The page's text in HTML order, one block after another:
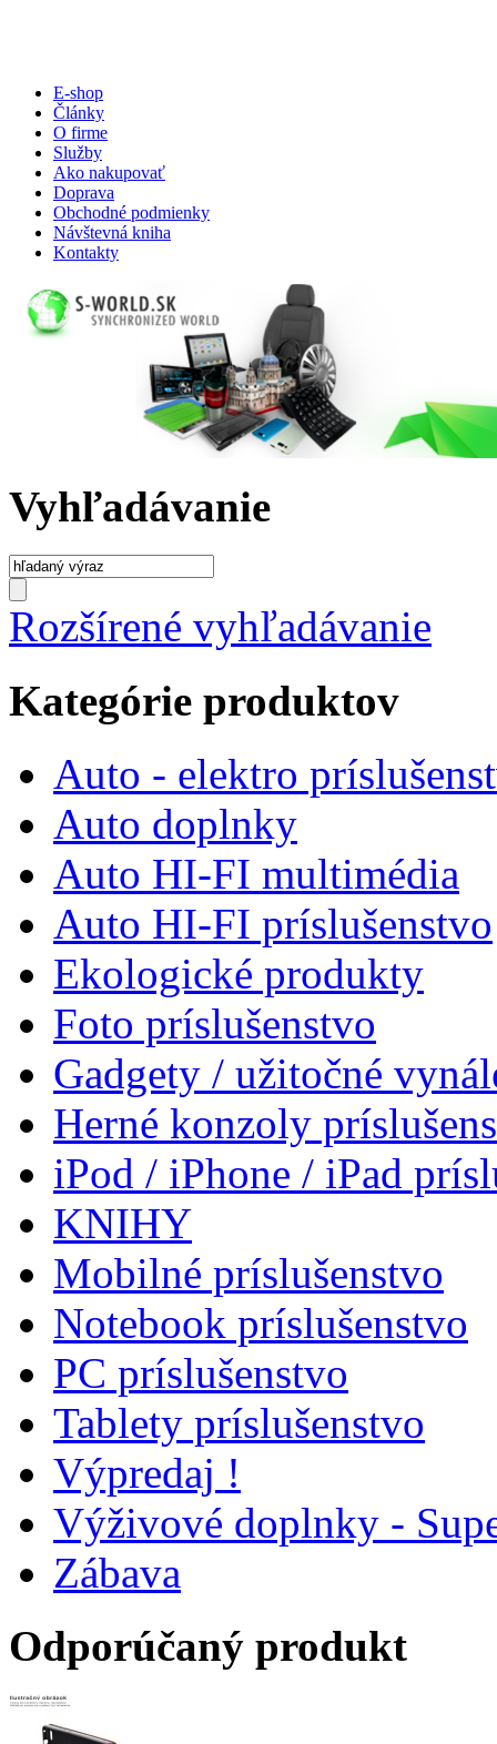
E-shop
Články
O firme
Služby
Ako nakupovať
Doprava
Obchodné podmienky
Návštevná kniha
Kontakty
Vyhľadávanie
Rozšírené vyhľadávanie
Kategórie produktov
Auto - elektro
Auto doplnky
Auto HI-FI multimédia
Auto HI-FI príslušenstvo
Ekologické produkty
Foto príslušenstvo
Gadgety / užitočné
Herné konzoly
iPod / iPhone / iPad
KNIHY
Mobilné príslušenstvo
Notebook príslušenstvo
PC príslušenstvo
Tablety príslušenstvo
Výpredaj !
Výživové doplnky -
Zábava
Odporúčaný produkt